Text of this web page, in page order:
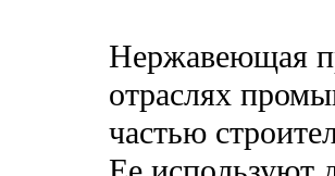
Нержавеющая
отраслях
частью